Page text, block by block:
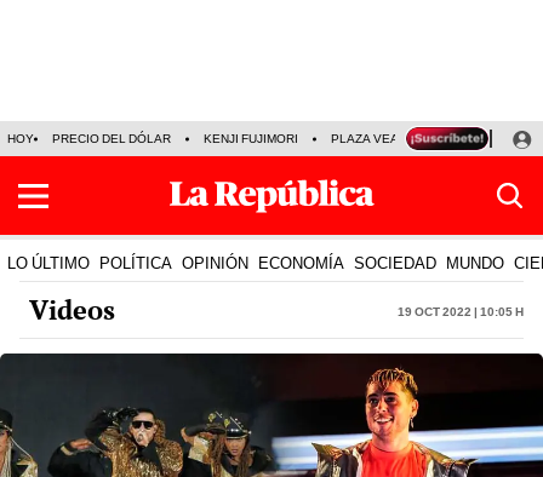
HOY PRECIO DEL DÓLAR KENJI FUJIMORI PLAZA VEA FERIADOS
LO ÚLTIMO POLÍTICA OPINIÓN ECONOMÍA SOCIEDAD MUNDO
Videos 19 Oct 2022 | 10:05 h